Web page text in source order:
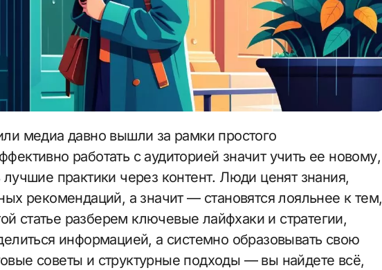
работать с аудиторией значит учить ее новому,
практики через контент. Люди ценят знания,
рекомендаций, а значит — становятся лояльнее к тем,
статье разберем ключевые лайфхаки и стратегии,
информацией, а системно образовывать свою
советы и структурные подходы — вы найдете всё,